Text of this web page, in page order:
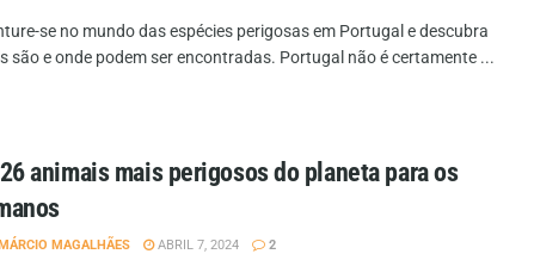
se no mundo das espécies perigosas em Portugal e descubra
são e onde podem ser encontradas. Portugal não é certamente ...
animais mais perigosos do planeta para os
MAGALHÃES ABRIL 7, 2024 2